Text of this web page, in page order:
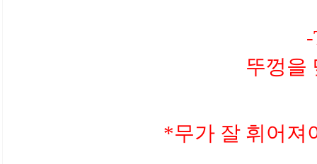
뚜껑을
*무가 잘 휘어져